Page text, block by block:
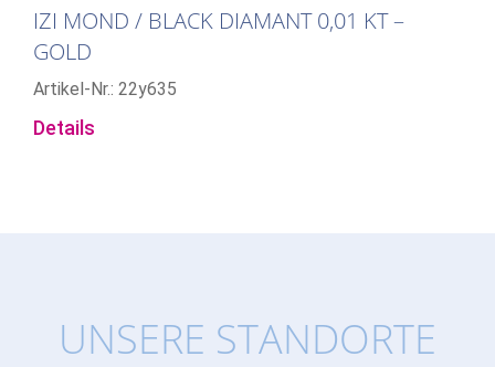
IZI MOND / BLACK DIAMANT 0,01 KT –
GOLD
Artikel-Nr.: 22y635
Details
UNSERE STANDORTE